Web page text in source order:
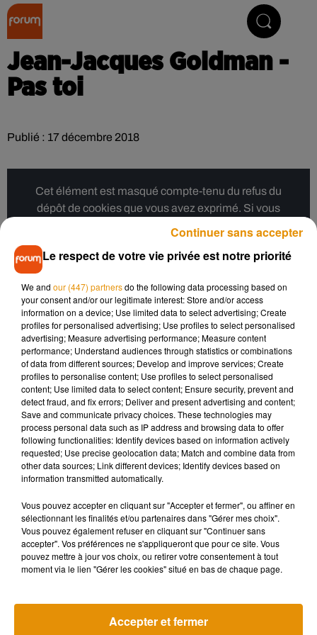
Jean-Jacques Goldman -
Pas toi
Publié : 17 décembre 2018
Cet élément est masqué compte-tenu du refus du
dépôt de cookies que vous avez exprimé. Si vous
Musique
Madonna sort enfin le remix de « Love
Sensation » avec Kylie Minogue
Angèle et
collaboration
+ DE MUSIQUE
Le respect de votre vie privée est notre priorité
We and our (447) partnersdo the following data processing based on
your consent and/or our legitimate interest: Store and/or access
information on a device; Use limited data to select advertising; Create
profiles for personalised advertising; Use profiles to select personalised
advertising; Measure advertising performance; Measure content
performance; Understand audiences through statistics or combinations
of data from different sources; Develop and improve services; Create
profiles to personalise content; Use profiles to select personalised
content; Use limited data to select content; Ensure security, prevent and
detect fraud, and fix errors; Deliver and present advertising and content;
Save and communicate privacy choices. These technologies may
process personal data such as IP address and browsing data to offer
following functionalities: Identify devices based on information actively
requested; Use precise geolocation data; Match and combine data from
other data sources; Link different devices; Identify devices based on
information transmitted automatically.
Vous pouvez accepter en cliquant sur "Accepter et fermer", ou affiner en
sélectionnant les finalités et/ou partenaires dans "Gérer mes choix".
Vous pouvez également refuser en cliquant sur "Continuer sans
accepter". Vos préférences ne s'appliqueront que pour ce site. Vous
pouvez mettre à jour vos choix, ou retirer votre consentement à tout
moment via le lien "Gérer les cookies" situé en bas de chaque page.
Accepter et fermer
Continuer sans accepter